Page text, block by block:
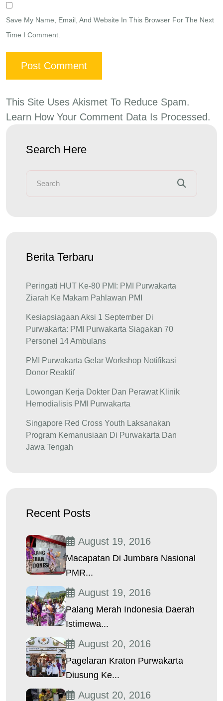
Save My Name, Email, And Website In This Browser For The Next
Time I Comment.
This Site Uses Akismet To Reduce Spam.
Learn How Your Comment Data Is Processed.
Search Here
Berita Terbaru
Peringati HUT Ke-80 PMI: PMI Purwakarta
Ziarah Ke Makam Pahlawan PMI
Kesiapsiagaan Aksi 1 September Di
Purwakarta: PMI Purwakarta Siagakan 70
Personel 14 Ambulans
PMI Purwakarta Gelar Workshop Notifikasi
Donor Reaktif
Lowongan Kerja Dokter Dan Perawat Klinik
Hemodialisis PMI Purwakarta
Singapore Red Cross Youth Laksanakan
Program Kemanusiaan Di Purwakarta Dan
Jawa Tengah
Recent Posts
August 19, 2016
Macapatan Di Jumbara Nasional
PMR...
August 19, 2016
Palang Merah Indonesia Daerah
Istimewa...
August 20, 2016
Pagelaran Kraton Purwakarta
Diusung Ke...
August 20, 2016